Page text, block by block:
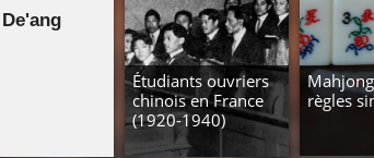
De'ang
Étudiants ouvriers
chinois en France
(1920-1940)
règles